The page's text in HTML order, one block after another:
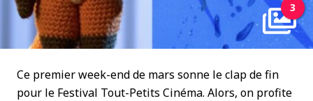
3
Ce premier week-end de mars sonne le clap de fin
pour le Festival Tout-Petits Cinéma. Alors, on profite